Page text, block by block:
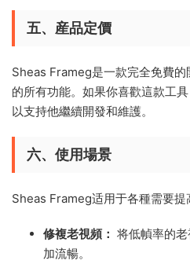
五、産品定價
Sheas Frameg是一款完全免費
的所有功能。如果你喜歡這款工
以支持他繼續開發和維護。
六、使用場景
Sheas Frameg适用于各種需要提
修複老視頻： 将低幀率的
加流暢。